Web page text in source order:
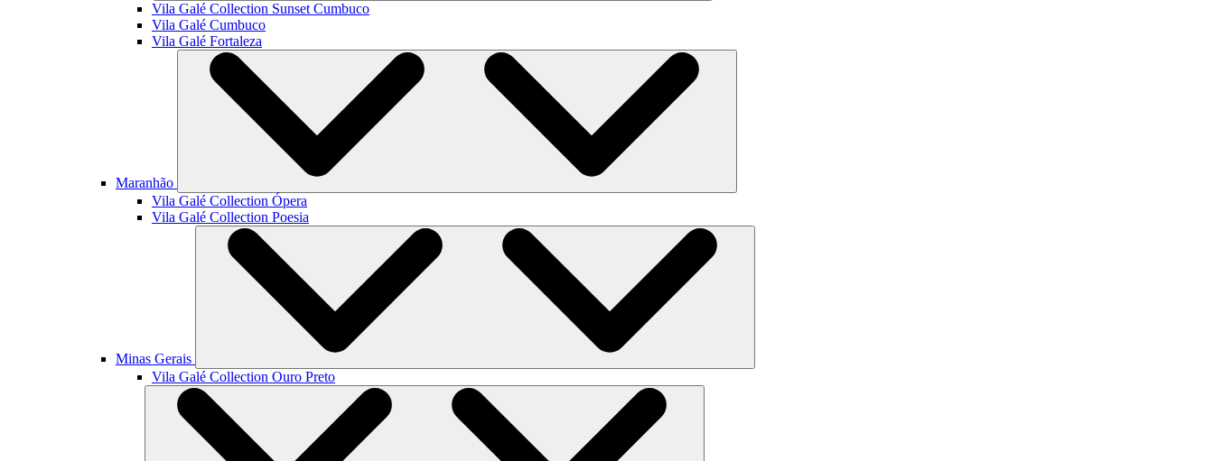
Vila Galé Collection Sunset Cumbuco
Vila Galé Cumbuco
Vila Galé Fortaleza
Maranhão
Vila Galé Collection Ópera
Vila Galé Collection Poesia
Minas Gerais
Vila Galé Collection Ouro Preto